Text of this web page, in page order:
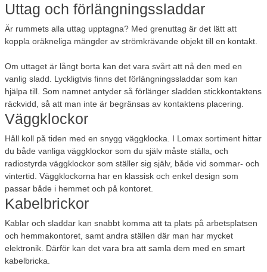
Uttag och förlängningssladdar
Är rummets alla uttag upptagna? Med grenuttag är det lätt att
koppla oräkneliga mängder av strömkrävande objekt till en kontakt.
Om uttaget är långt borta kan det vara svårt att nå den med en
vanlig sladd. Lyckligtvis finns det förlängningssladdar som kan
hjälpa till. Som namnet antyder så förlänger sladden stickkontaktens
räckvidd, så att man inte är begränsas av kontaktens placering.
Väggklockor
Håll koll på tiden med en snygg väggklocka. I Lomax sortiment hittar
du både vanliga väggklockor som du själv måste ställa, och
radiostyrda väggklockor som ställer sig själv, både vid sommar- och
vintertid. Väggklockorna har en klassisk och enkel design som
passar både i hemmet och på kontoret.
Kabelbrickor
Kablar och sladdar kan snabbt komma att ta plats på arbetsplatsen
och hemmakontoret, samt andra ställen där man har mycket
elektronik. Därför kan det vara bra att samla dem med en smart
kabelbricka.